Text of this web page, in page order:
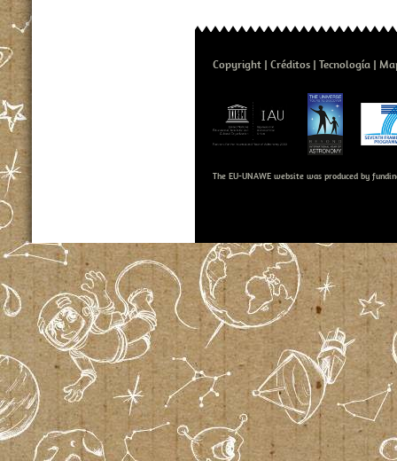
Copyright Créditos Tecnología
The EU-UNAWE website was produced by